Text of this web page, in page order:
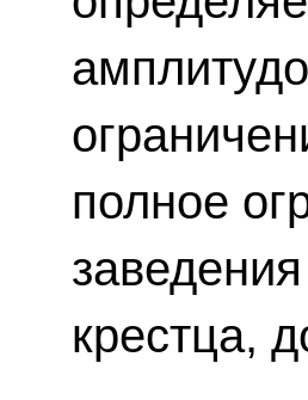
полное
крестца,